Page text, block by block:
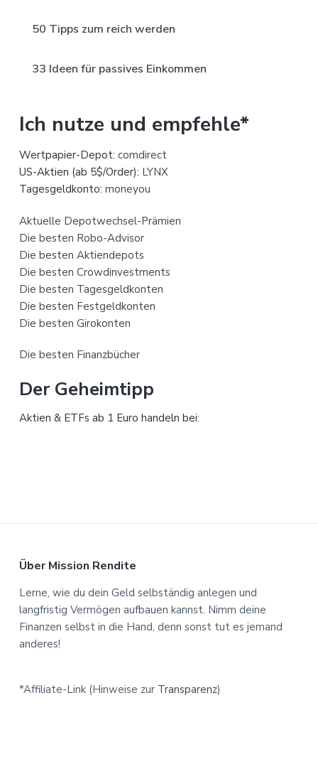
50 Tipps zum reich werden
33 Ideen für passives Einkommen
Ich nutze und empfehle*
Wertpapier-Depot: comdirect
US-Aktien (ab 5$/Order): LYNX
Tagesgeldkonto: moneyou
Aktuelle Depotwechsel-Prämien
Die besten Robo-Advisor
Die besten Aktiendepots
Die besten Crowdinvestments
Die besten Tagesgeldkonten
Die besten Festgeldkonten
Die besten Girokonten
Die besten Finanzbücher
Der Geheimtipp
Aktien & ETFs ab 1 Euro handeln bei:
Über Mission Rendite
Lerne, wie du dein Geld selbständig anlegen und
langfristig Vermögen aufbauen kannst. Nimm deine
Finanzen selbst in die Hand, denn sonst tut es jemand
anderes!
*Affiliate-Link (Hinweise zur Transparenz)